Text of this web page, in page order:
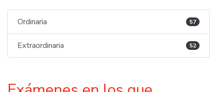
Ordinaria 57
Extraordinaria 52